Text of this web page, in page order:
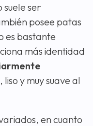
ser
posee patas
es bastante
más identidad
liso y muy suave al
en cuanto